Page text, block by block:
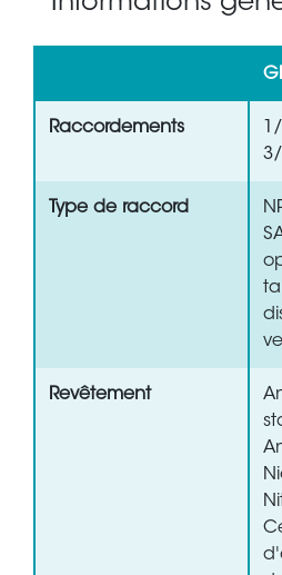
Raccordements
3/
Type de raccord
Revêtement